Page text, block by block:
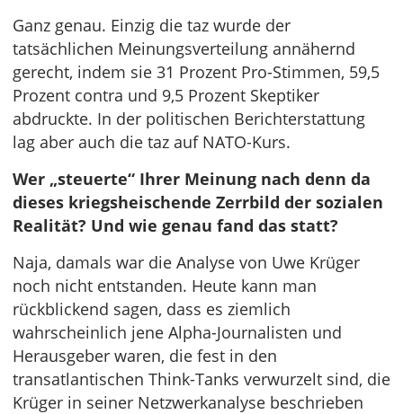
Ganz genau. Einzig die taz wurde der
tatsächlichen Meinungsverteilung annähernd
gerecht, indem sie 31 Prozent Pro-Stimmen, 59,5
Prozent contra und 9,5 Prozent Skeptiker
abdruckte. In der politischen Berichterstattung
lag aber auch die taz auf NATO-Kurs.
Wer „steuerte“ Ihrer Meinung nach denn da
dieses kriegsheischende Zerrbild der sozialen
Realität? Und wie genau fand das statt?
Naja, damals war die Analyse von Uwe Krüger
noch nicht entstanden. Heute kann man
rückblickend sagen, dass es ziemlich
wahrscheinlich jene Alpha-Journalisten und
Herausgeber waren, die fest in den
transatlantischen Think-Tanks verwurzelt sind, die
Krüger in seiner Netzwerkanalyse beschrieben